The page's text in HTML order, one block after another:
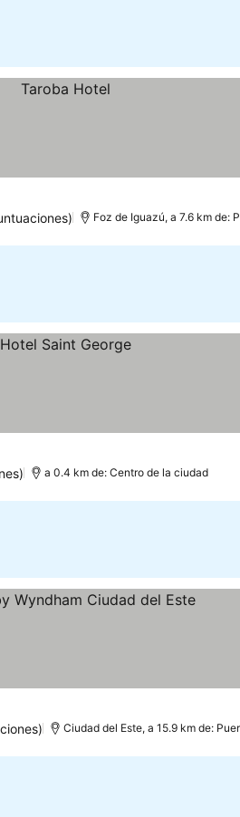
Foz de Iguazú, a 7.6 km de:
a 0.4 km de: Centro de la ciudad
Ciudad del Este, a 15.9 km de: